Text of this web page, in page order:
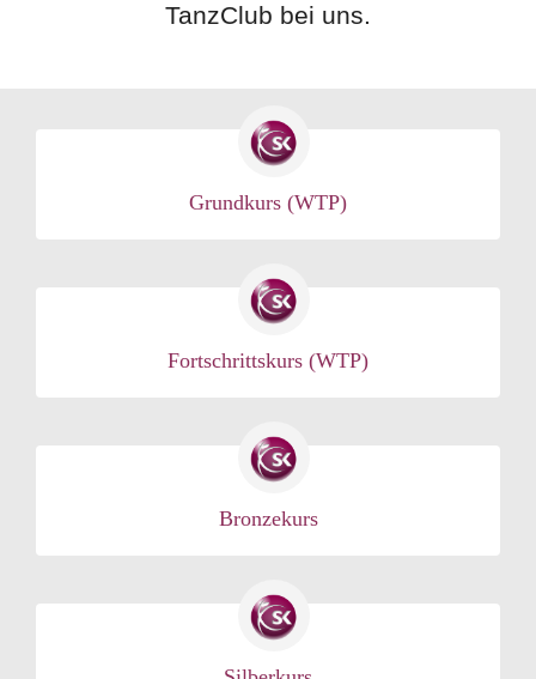
TanzClub bei uns.
Grundkurs (WTP)
Fortschrittskurs (WTP)
Bronzekurs